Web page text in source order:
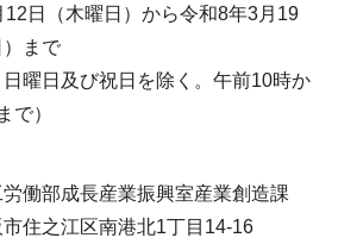
12日（木曜日）から令和8年3月19
）まで
日曜日及び祝日を除く。午前10時か
で）
働部成長産業振興室産業創造課
住之江区南港北1丁目14-16